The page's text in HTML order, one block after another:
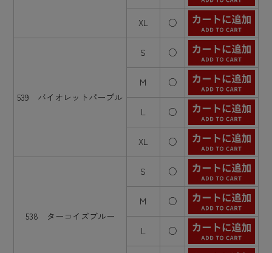
XL ○
539 バイオレットパープル
S ○
M ○
L ○
XL ○
538 ターコイズブルー
S ○
M ○
L ○